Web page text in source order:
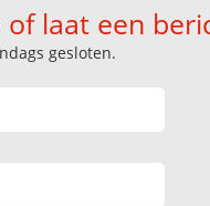
of laat een
gesloten.